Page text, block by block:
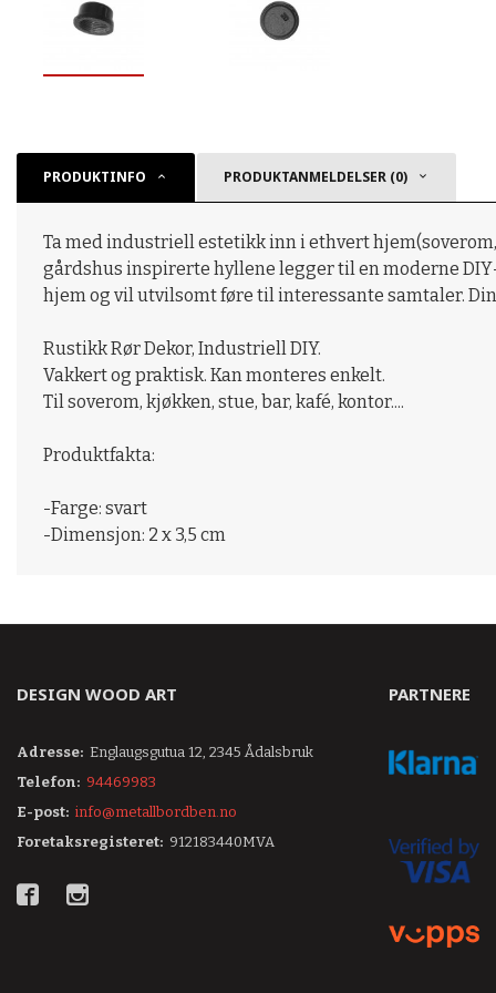
PRODUKTINFO PRODUKTANMELDELSER (0)
Ta med industriell estetikk inn i ethvert
gårdshus inspirerte hyllene legger til en moderne
hjem og vil utvilsomt føre til interessante samtaler.
Rustikk Rør Dekor, Industriell DIY.
Vakkert og praktisk. Kan monteres enkelt.
Til soverom, kjøkken, stue, bar, kafé, kontor....
Produktfakta:
-Farge: svart
-Dimensjon: 2 x 3,5 cm
DESIGN WOOD ART
Adresse: Englaugsgutua 12, 2345 Ådalsbruk
Telefon: 94469983
E-post: info@metallbordben.no
Foretaksregisteret: 912183440MVA
PARTNERE